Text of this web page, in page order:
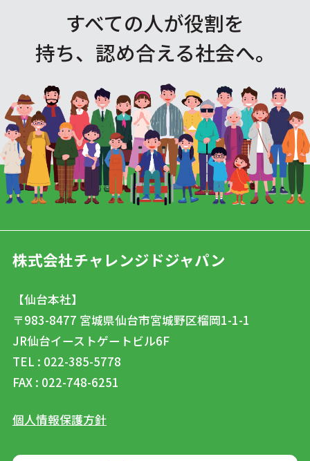
すべての人が役割を
持ち、認め合える社会へ。
株式会社チャレンジドジャパン
【仙台本社】
〒983-8477 宮城県仙台市宮城野区榴岡1-1-1
JR仙台イーストゲートビル6F
TEL : 022-385-5778
FAX : 022-748-6251
個人情報保護方針